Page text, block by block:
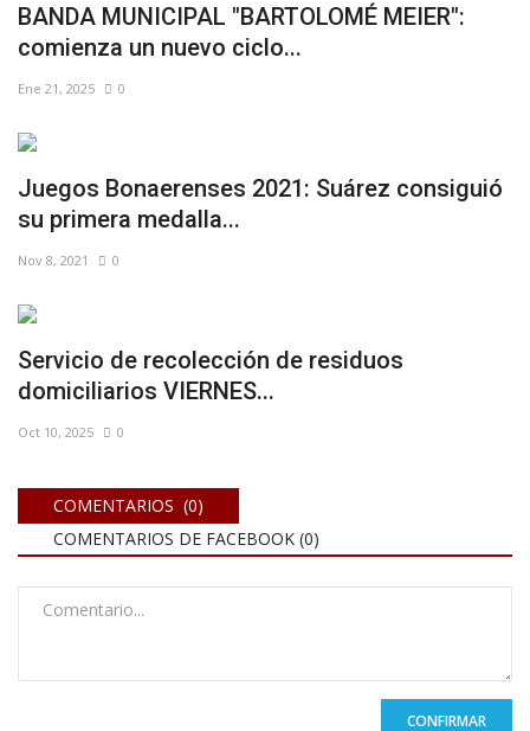
BANDA MUNICIPAL "BARTOLOMÉ MEIER":
comienza un nuevo ciclo...
Ene 21, 2025 0
Juegos Bonaerenses 2021: Suárez consiguió
su primera medalla...
Nov 8, 2021 0
Servicio de recolección de residuos
domiciliarios VIERNES...
Oct 10, 2025 0
COMENTARIOS (0)
COMENTARIOS DE FACEBOOK (0)
CONFIRMAR